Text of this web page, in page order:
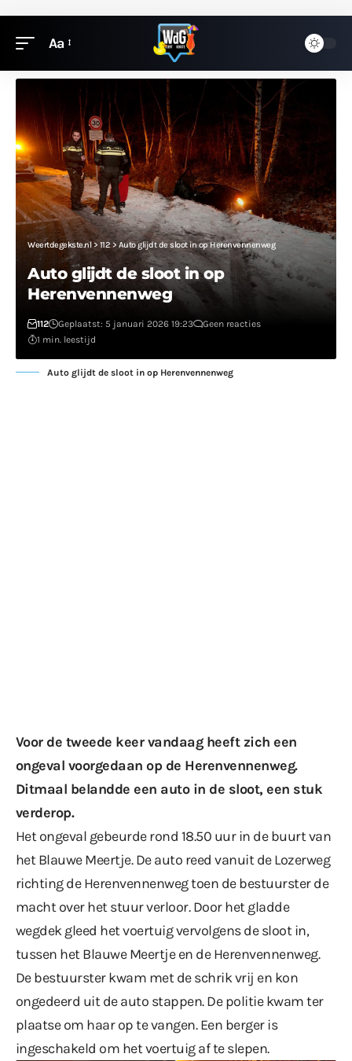
Aa
Weertdegekste.nl>112 > Auto glijdt de sloot in op Herenvennenweg
Auto glijdt de sloot in op
Herenvennenweg
112 Geplaatst: 5 januari 2026 19:23
Geen reacties
1 min. leestijd
Auto glijdt de sloot in op Herenvennenweg
Voor de tweede keer vandaagheeft zich een
ongeval voorgedaan op de Herenvennenweg.
Ditmaal belandde een auto in de sloot, een stuk
verderop.
Het ongeval gebeurde rond 18.50 uur in de buurt van
het Blauwe Meertje. De auto reed vanuit de Lozerweg
richting de Herenvennenweg toen de bestuurster de
macht over het stuur verloor. Door het gladde
wegdek gleed het voertuig vervolgens de sloot in,
tussen het Blauwe Meertje en de Herenvennenweg.
De bestuurster kwam met de schrik vrij en kon
ongedeerd uit de auto stappen. De politie kwam ter
plaatse om haar op te vangen. Een berger is
ingeschakeld om het voertuig af te slepen.